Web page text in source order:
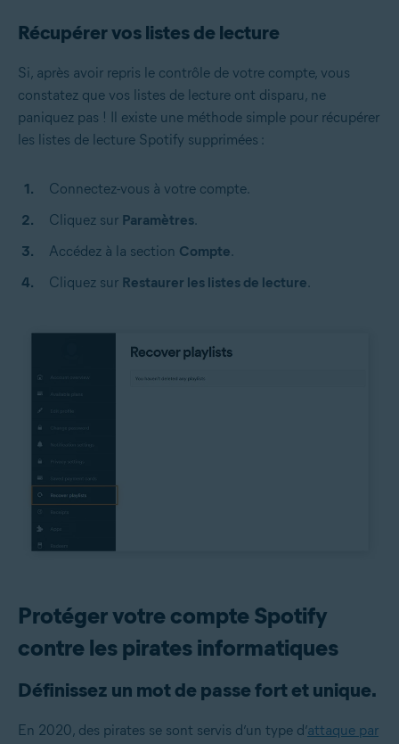
Récupérer vos listes de lecture
Si, après avoir repris le contrôle de votre compte, vous
constatez que vos listes de lecture ont disparu, ne
paniquez pas ! Il existe une méthode simple pour récupérer
les listes de lecture Spotify supprimées :
Connectez-vous à votre compte.
Cliquez sur Paramètres.
Accédez à la section Compte.
Cliquez sur Restaurer les listes de lecture.
Protéger votre compte Spotify
contre les pirates informatiques
Définissez un mot de passe fort et unique.
En 2020, des pirates se sont servis d’un type d’attaque par